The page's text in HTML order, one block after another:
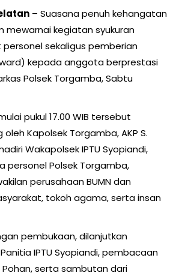
– Suasana penuh kehangatan
mewarnai kegiatan syukuran
sekaligus pemberian
kepada anggota berprestasi
Polsek Torgamba, Sabtu
pukul 17.00 WIB tersebut
Kapolsek Torgamba, AKP S.
Wakapolsek IPTU Syopiandi,
personel Polsek Torgamba,
perusahaan BUMN dan
tokoh agama, serta insan
pembukaan, dilanjutkan
IPTU Syopiandi, pembacaan
Pohan, serta sambutan dari